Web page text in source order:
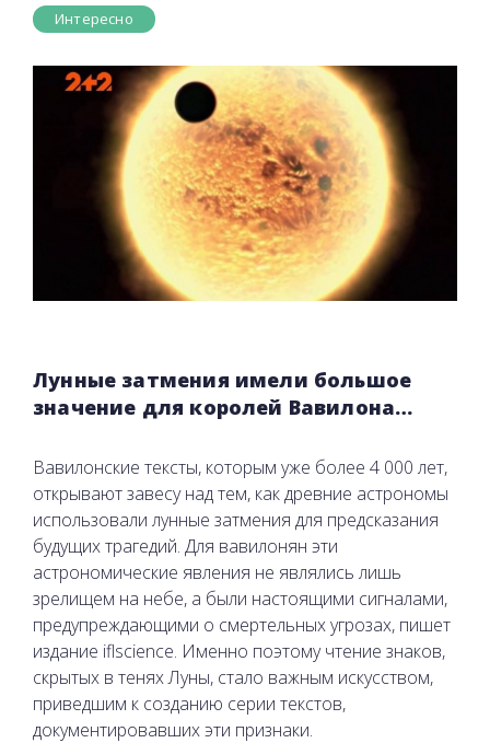
Интересно
Лунные затмения имели большое
значение для королей Вавилона…
Вавилонские тексты, которым уже более 4 000 лет,
открывают завесу над тем, как древние астрономы
использовали лунные затмения для предсказания
будущих трагедий. Для вавилонян эти
астрономические явления не являлись лишь
зрелищем на небе, а были настоящими сигналами,
предупреждающими о смертельных угрозах, пишет
издание iflscience. Именно поэтому чтение знаков,
скрытых в тенях Луны, стало важным искусством,
приведшим к созданию серии текстов,
документировавших эти признаки.